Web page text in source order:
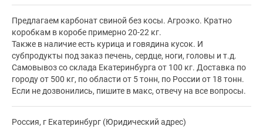
Предлагаем карбонат свиной без косы. Агроэко. Кратно
коробкам в коробе примерно 20-22 кг.
Также в наличие есть курица и говядина кусок. И
субпродукты под заказ печень, сердце, ноги, головы и т.д.
Самовывоз со склада Екатеринбурга от 100 кг. Доставка по
городу от 500 кг, по области от 5 тонн, по России от 18 тонн.
Если не дозвонились, пишите в макс, отвечу на все вопросы.
Россия, г Екатеринбург (Юридический адрес)